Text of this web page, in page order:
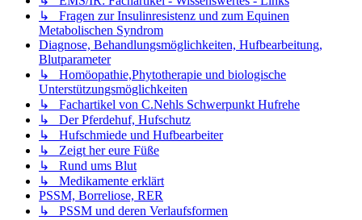
↳ Fragen zur Insulinresistenz und zum Equinen
Metabolischen Syndrom
Diagnose, Behandlungsmöglichkeiten, Hufbearbeitung,
Blutparameter
↳ Homöopathie,Phytotherapie und biologische
Unterstützungsmöglichkeiten
↳ Fachartikel von C.Nehls Schwerpunkt Hufrehe
↳ Der Pferdehuf, Hufschutz
↳ Hufschmiede und Hufbearbeiter
↳ Zeigt her eure Füße
↳ Rund ums Blut
↳ Medikamente erklärt
PSSM, Borreliose, RER
↳ PSSM und deren Verlaufsformen